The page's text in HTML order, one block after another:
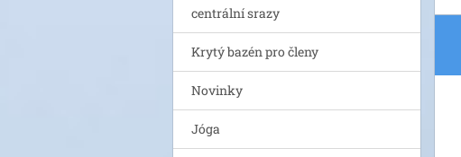
centrální srazy
Krytý bazén pro členy
Novinky
Jóga